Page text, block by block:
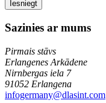
Sazinies ar mums
Pirmais stāvs
Erlangenes Arkādene
Nirnbergas iela 7
91052 Erlangena
infogermany@dlasint.com